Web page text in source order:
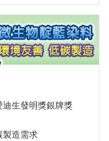
生發明獎銀牌獎
製造需求